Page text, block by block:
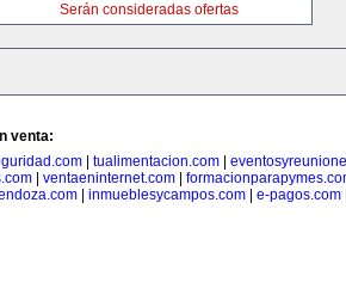
Serán consideradas ofertas
venta:
tualimentacion.com
ventaeninternet.com
| inmueblesycampos.com| e-pagos.com|